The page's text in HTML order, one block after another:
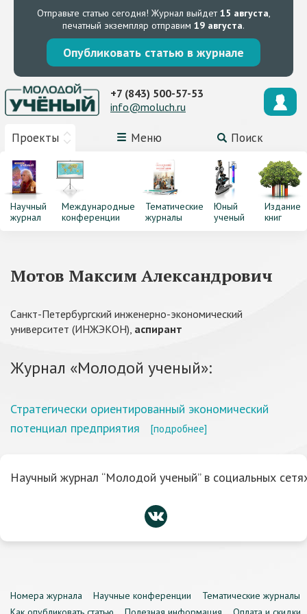
Отправьте статью сегодня! Журнал выйдет15 августа,
печатный экземпляр отправим 19 августа.
Опубликовать статью в журнале
Проекты Меню Поиск
+7 (843) 500-57-53
info@moluch.ru
Научный
журнал
Международные
конференции
Тематические
журналы
Юный
ученый
Издание
книг
Мотов Максим Александрович
Санкт-Петербургский инженерно-экономический
университет (ИНЖЭКОН), аспирант
Журнал «Молодой ученый»:
Стратегически ориентированный экономический
потенциал предприятия
[подробнее]
Научный журнал “Молодой ученый” в социальных
Номера журнала Научные конференции
Тематические журналы